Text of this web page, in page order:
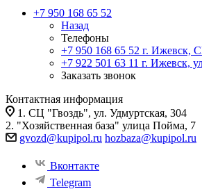
+7 950 168 65 52
Назад
Телефоны
+7 950 168 65 52 г. Ижевск,
+7 922 501 63 11 г. Ижевск,
Заказать звонок
Контактная информация
1. СЦ "Гвоздь", ул. Удмуртская, 304
2. "Хозяйственная база" улица Пойма, 7
gvozd@kupipol.ru hozbaza@kupipol.ru
Вконтакте
Telegram